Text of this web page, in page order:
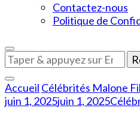
Contactez-nous
Politique de
Vous
recherchiez
quelque
chose
?
Accueil Célébrités Malone
juin 1, 2025juin 1, 2025